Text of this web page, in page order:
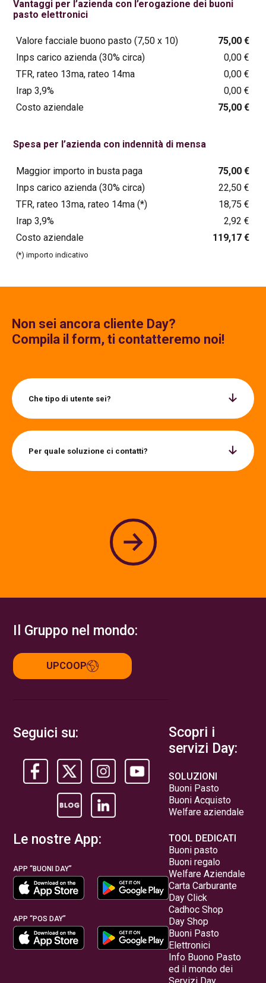
Vantaggi per l’azienda con l’erogazione dei buoni
pasto elettronici
Valore facciale buono pasto (7,50 x 10)
75,00 €
Inps carico azienda (30% circa)
0,00 €
TFR, rateo 13ma, rateo 14ma
0,00 €
Irap 3,9%
0,00 €
Costo aziendale
75,00 €
Spesa per l’azienda con indennità di mensa
Maggior importo in busta paga
75,00 €
Inps carico azienda (30% circa)
22,50 €
TFR, rateo 13ma, rateo 14ma (*)
18,75 €
Irap 3,9%
2,92 €
Costo aziendale
119,17 €
(*) importo indicativo
Non sei ancora cliente Day?
Compila il form, ti contatteremo noi!
Che tipo di utente sei?
Per quale soluzione ci contatti?
Il Gruppo nel mondo:
UPCOOP
Seguici su:
Le nostre App:
APP “BUONI DAY”
APP “POS DAY”
Scopri i
servizi Day:
SOLUZIONI
Buoni Pasto
Buoni Acquisto
Welfare aziendale
TOOL DEDICATI
Buoni pasto
Buoni regalo
Welfare Aziendale
Carta Carburante
Day Click
Cadhoc Shop
Day Shop
Buoni Pasto
Elettronici
Info Buono Pasto
ed il mondo dei